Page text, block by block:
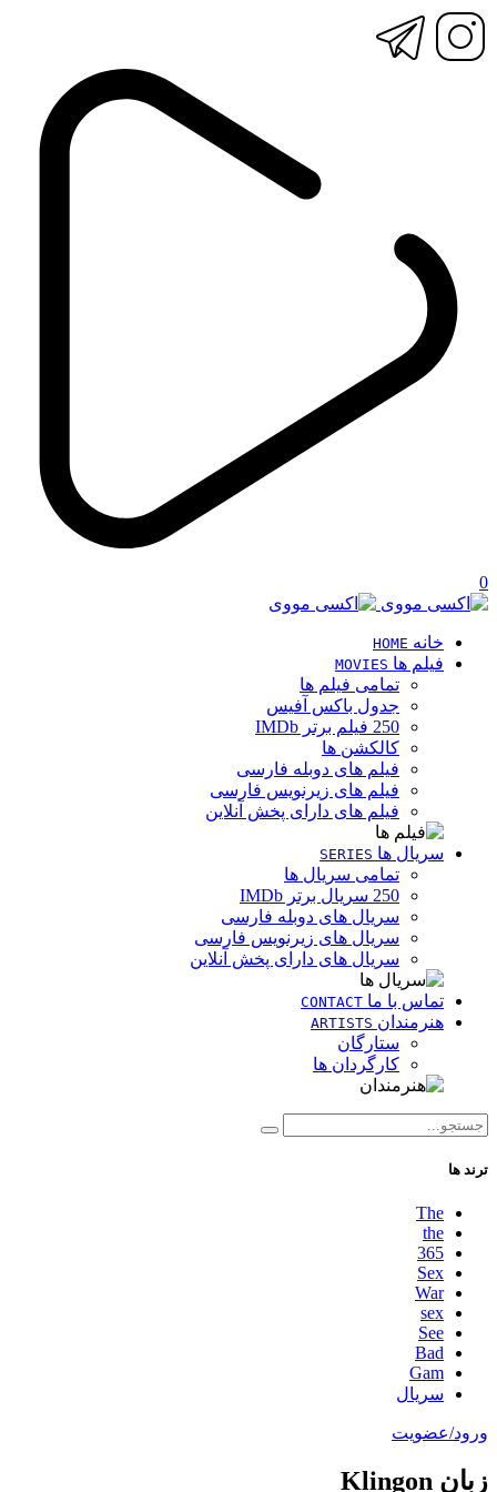
0
خانه HOME
فیلم ها MOVIES
تمامی فیلم ها
جدول باکس آفیس
250 فیلم برتر IMDb
کالکشن ها
فیلم های دوبله فارسی
فیلم های زیرنویس فارسی
فیلم های دارای پخش آنلاین
سریال ها SERIES
تمامی سریال ها
250 سریال برتر IMDb
سریال های دوبله فارسی
سریال های زیرنویس فارسی
سریال های دارای پخش آنلاین
تماس با ما CONTACT
هنرمندان ARTISTS
ستارگان
کارگردان ها
ترند ها
The
the
365
Sex
War
sex
See
Bad
Gam
سریال
ورود/عضویت
زبان Klingon